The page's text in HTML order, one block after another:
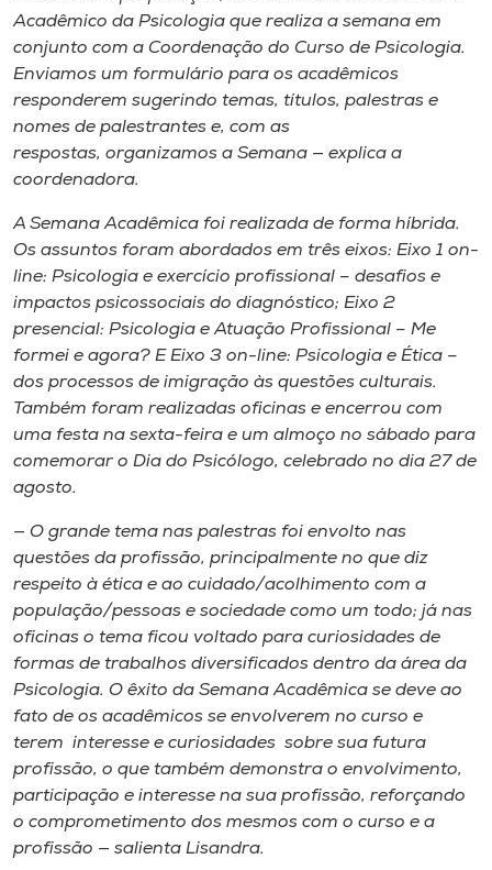
Acadêmico da Psicologia que realiza a semana em
conjunto com a Coordenação do Curso de Psicologia.
Enviamos um formulário para os acadêmicos
responderem sugerindo temas, títulos, palestras e
nomes de palestrantes e, com as
respostas, organizamos a Semana — explica a
coordenadora.
A Semana Acadêmica foi realizada de forma híbrida.
Os assuntos foram abordados em três eixos: Eixo 1 on-
line: Psicologia e exercício profissional – desafios e
impactos psicossociais do diagnóstico; Eixo 2
presencial: Psicologia e Atuação Profissional – Me
formei e agora? E Eixo 3 on-line: Psicologia e Ética –
dos processos de imigração às questões culturais.
Também foram realizadas oficinas e encerrou com
uma festa na sexta-feira e um almoço no sábado para
comemorar o Dia do Psicólogo, celebrado no dia 27 de
agosto.
— O grande tema nas palestras foi envolto nas
questões da profissão, principalmente no que diz
respeito à ética e ao cuidado/acolhimento com a
população/pessoas e sociedade como um todo; já nas
oficinas o tema ficou voltado para curiosidades de
formas de trabalhos diversificados dentro da área da
Psicologia. O êxito da Semana Acadêmica se deve ao
fato de os acadêmicos se envolverem no curso e
terem interesse e curiosidades sobre sua futura
profissão, o que também demonstra o envolvimento,
participação e interesse na sua profissão, reforçando
o comprometimento dos mesmos com o curso e a
profissão — salienta Lisandra.